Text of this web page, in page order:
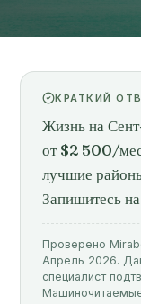
КРАТКИЙ
Жизнь на
от $2 500/
лучшие
Запишитесь
Проверено
Апрель 2026.
специалист